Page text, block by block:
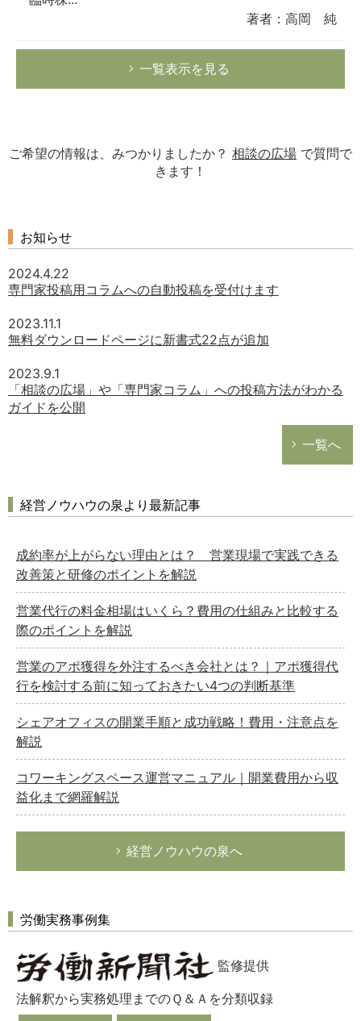
著者：高岡 純
一覧表示を見る
ご希望の情報は、みつかりましたか？ 相談の広場 で質問で
きます！
お知らせ
2024.4.22
専門家投稿用コラムへの自動投稿を受付けます
2023.11.1
無料ダウンロードページに新書式22点が追加
2023.9.1
「相談の広場」や「専門家コラム」への投稿方法がわかる
ガイドを公開
一覧へ
経営ノウハウの泉より最新記事
成約率が上がらない理由とは？ 営業現場で実践できる
改善策と研修のポイントを解説
営業代行の料金相場はいくら？費用の仕組みと比較する
際のポイントを解説
営業のアポ獲得を外注するべき会社とは？｜アポ獲得代
行を検討する前に知っておきたい4つの判断基準
シェアオフィスの開業手順と成功戦略！費用・注意点を
解説
コワーキングスペース運営マニュアル｜開業費用から収
益化まで網羅解説
経営ノウハウの泉へ
労働実務事例集
監修提供
法解釈から実務処理までのＱ＆Ａを分類収録